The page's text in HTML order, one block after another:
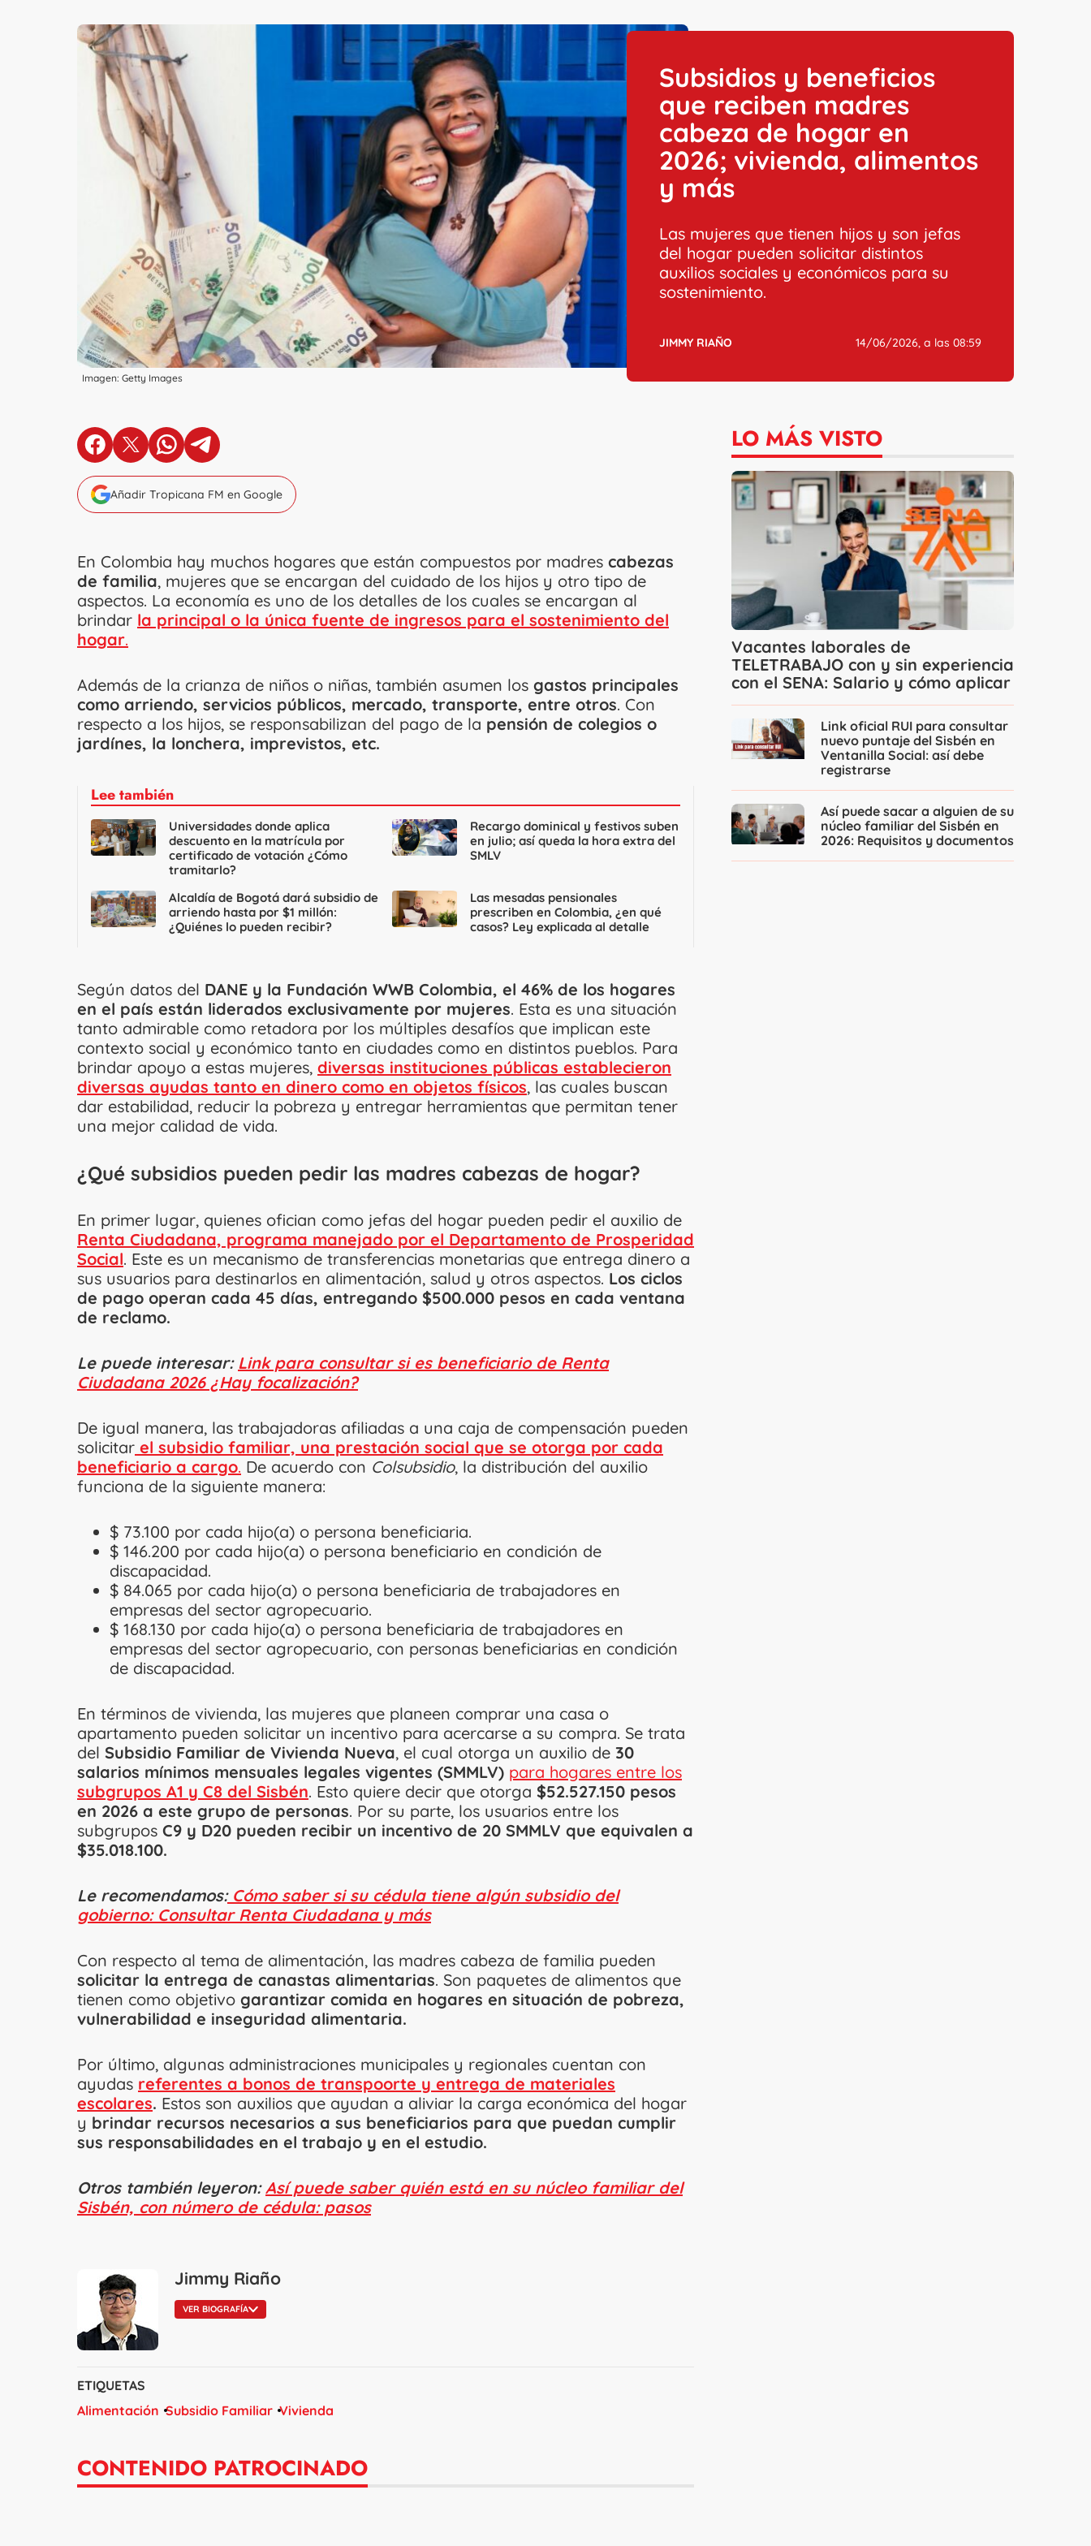
Imagen: Getty Images
Subsidios y beneficios
que reciben madres
cabeza de hogar en
2026; vivienda, alimentos
y más
Las mujeres que tienen hijos y son jefas
del hogar pueden solicitar distintos
auxilios sociales y económicos para su
sostenimiento.
JIMMY RIAÑO 14/06/2026, a las 08:59
en Facebook
en X en Whatsapp
en Telegram
Añadir Tropicana FM en Google
En Colombia hay muchos hogares que están compuestos por madres cabezas
de familia, mujeres que se encargan del cuidado de los hijos y otro tipo de
aspectos. La economía es uno de los detalles de los cuales se encargan al
brindar la principal o la única fuente de ingresos para el sostenimiento del
hogar.
Además de la crianza de niños o niñas, también asumen los gastos principales
como arriendo, servicios públicos, mercado, transporte, entre otros. Con
respecto a los hijos, se responsabilizan del pago de la pensión de colegios o
jardínes, la lonchera, imprevistos, etc.
Lee también
Universidades donde aplica
descuento en la matrícula por
certificado de votación ¿Cómo
tramitarlo?
Recargo dominical y festivos suben
en julio; así queda la hora extra del
SMLV
Alcaldía de Bogotá dará subsidio de
arriendo hasta por $1 millón:
¿Quiénes lo pueden recibir?
Las mesadas pensionales
prescriben en Colombia, ¿en qué
casos? Ley explicada al detalle
Según datos del DANE y la Fundación WWB Colombia, el 46% de los hogares
en el país están liderados exclusivamente por mujeres. Esta es una situación
tanto admirable como retadora por los múltiples desafíos que implican este
contexto social y económico tanto en ciudades como en distintos pueblos. Para
brindar apoyo a estas mujeres, diversas instituciones públicas establecieron
diversas ayudas tanto en dinero como en objetos físicos, las cuales buscan
dar estabilidad, reducir la pobreza y entregar herramientas que permitan tener
una mejor calidad de vida.
¿Qué subsidios pueden pedir las madres cabezas de hogar?
En primer lugar, quienes ofician como jefas del hogar pueden pedir el auxilio de
Renta Ciudadana, programa manejado por el Departamento de Prosperidad
Social. Este es un mecanismo de transferencias monetarias que entrega dinero a
sus usuarios para destinarlos en alimentación, salud y otros aspectos. Los ciclos
de pago operan cada 45 días, entregando $500.000 pesos en cada ventana
de reclamo.
Le puede interesar: Link para consultar si es beneficiario de Renta
Ciudadana 2026 ¿Hay focalización?
De igual manera, las trabajadoras afiliadas a una caja de compensación pueden
solicitar el subsidio familiar, una prestación social que se otorga por cada
beneficiario a cargo. De acuerdo con Colsubsidio, la distribución del auxilio
funciona de la siguiente manera:
$ 73.100 por cada hijo(a) o persona beneficiaria.
$ 146.200 por cada hijo(a) o persona beneficiario en condición de
discapacidad.
$ 84.065 por cada hijo(a) o persona beneficiaria de trabajadores en
empresas del sector agropecuario.
$ 168.130 por cada hijo(a) o persona beneficiaria de trabajadores en
empresas del sector agropecuario, con personas beneficiarias en condición
de discapacidad.
En términos de vivienda, las mujeres que planeen comprar una casa o
apartamento pueden solicitar un incentivo para acercarse a su compra. Se trata
del Subsidio Familiar de Vivienda Nueva, el cual otorga un auxilio de 30
salarios mínimos mensuales legales vigentes (SMMLV) para hogares entre los
subgrupos A1 y C8 del Sisbén. Esto quiere decir que otorga $52.527.150 pesos
en 2026 a este grupo de personas. Por su parte, los usuarios entre los
subgrupos C9 y D20 pueden recibir un incentivo de 20 SMMLV que equivalen a
$35.018.100.
Le recomendamos:Cómo saber si su cédula tiene algún subsidio del
gobierno: Consultar Renta Ciudadana y más
Con respecto al tema de alimentación, las madres cabeza de familia pueden
solicitar la entrega de canastas alimentarias. Son paquetes de alimentos que
tienen como objetivo garantizar comida en hogares en situación de pobreza,
vulnerabilidad e inseguridad alimentaria.
Por último, algunas administraciones municipales y regionales cuentan con
ayudas referentes a bonos de transpoorte y entrega de materiales
escolares. Estos son auxilios que ayudan a aliviar la carga económica del hogar
y brindar recursos necesarios a sus beneficiarios para que puedan cumplir
sus responsabilidades en el trabajo y en el estudio.
Otros también leyeron:Así puede saber quién está en su núcleo familiar del
Sisbén, con número de cédula: pasos
Jimmy Riaño
VER BIOGRAFÍA
ETIQUETAS
Alimentación Subsidio Familiar Vivienda
CONTENIDO PATROCINADO
LO MÁS VISTO
Vacantes laborales de
TELETRABAJO con y sin experiencia
con el SENA: Salario y cómo aplicar
Link oficial RUI para consultar
nuevo puntaje del Sisbén en
Ventanilla Social: así debe
registrarse
Así puede sacar a alguien de su
núcleo familiar del Sisbén en
2026: Requisitos y documentos